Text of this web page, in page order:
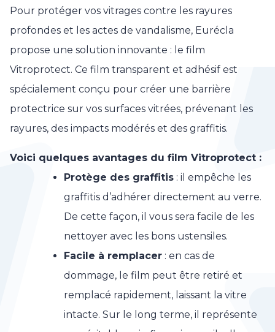
Pour protéger vos vitrages contre les rayures
profondes et les actes de vandalisme, Eurécla
propose une solution innovante : le film
Vitroprotect. Ce film transparent et adhésif est
spécialement conçu pour créer une barrière
protectrice sur vos surfaces vitrées, prévenant les
rayures, des impacts modérés et des graffitis.
Voici quelques avantages du film Vitroprotect :
Protège des graffitis : il empêche les
graffitis d’adhérer directement au verre.
De cette façon, il vous sera facile de les
nettoyer avec les bons ustensiles.
Facile à remplacer : en cas de
dommage, le film peut être retiré et
remplacé rapidement, laissant la vitre
intacte. Sur le long terme, il représente